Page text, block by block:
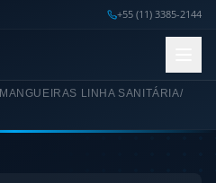
+55 (11) 3385-2144
MANGUEIRAS LINHA SANITÁRIA/